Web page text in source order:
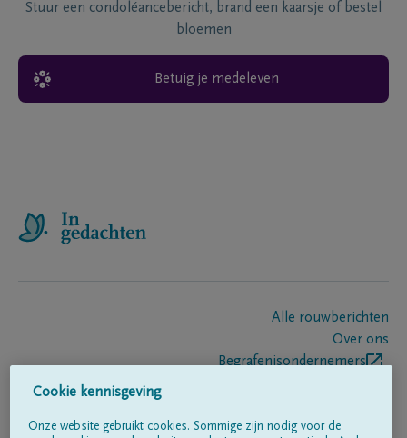
Stuur een condoléancebericht, brand een kaarsje of bestel
bloemen
Betuig je medeleven
Alle rouwberichten
Over ons
Begrafenisondernemers
Cookie kennisgeving
Onze website gebruikt cookies. Sommige zijn nodig voor de